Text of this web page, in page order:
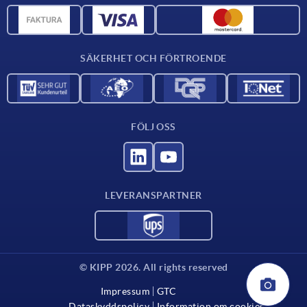
CAD-data
SÄKERHET OCH FÖRTROENDE
FÖLJ OSS
LEVERANSPARTNER
© KIPP 2026. All rights reserved
Impressum
GTC